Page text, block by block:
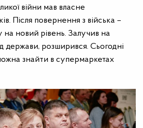
війни мав власне
Після повернення з війська –
на новий рівень. Залучив на
держави, розширився. Сьогодні
знайти в супермаркетах